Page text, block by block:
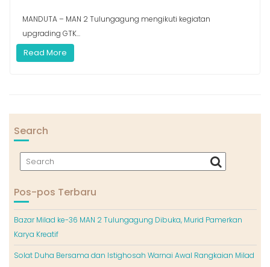
MANDUTA – MAN 2 Tulungagung mengikuti kegiatan
upgrading GTK...
Read More
Search
Pos-pos Terbaru
Bazar Milad ke-36 MAN 2 Tulungagung Dibuka, Murid Pamerkan
Karya Kreatif
Solat Duha Bersama dan Istighosah Warnai Awal Rangkaian Milad